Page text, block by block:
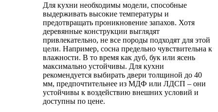
Для кухни необходимы модели, способные
выдерживать высокие температуры и
предотвращать проникновение запахов. Хотя
деревянные конструкции выглядят
привлекательно, не все породы подходят для этой
цели. Например, сосна предельно чувствительна к
влажности. В то время как дуб, бук или ясень
максимально устойчивы. Для кухни
рекомендуется выбирать двери толщиной до 40
мм, предпочтительнее из МДФ или ЛДСП – они
устойчивы к воздействию внешних условий и
доступны по цене.